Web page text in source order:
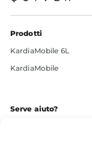
Prodotti
KardiaMobile 6L
KardiaMobile
Serve aiuto?